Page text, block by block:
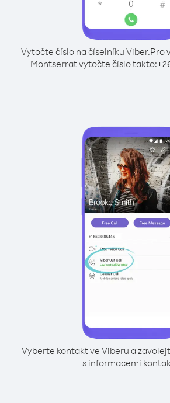
Vytočte číslo na číselníku Viber.Pro
Montserrat vytočte číslo takto:+
Vyberte kontakt ve Viberu a
s informacemi